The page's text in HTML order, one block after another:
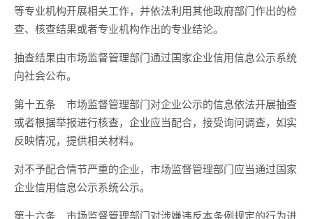
等专业机构开展相关工作，并依法利用其他政府部门作出的检
查、核查结果或者专业机构作出的专业结论。
抽查结果由市场监督管理部门通过国家企业信用信息公示系统
向社会公布。
第十五条 市场监督管理部门对企业公示的信息依法开展抽查
或者根据举报进行核查，企业应当配合，接受询问调查，如实
反映情况，提供相关材料。
对不予配合情节严重的企业，市场监督管理部门应当通过国家
企业信用信息公示系统公示。
第十六条 市场监督管理部门对涉嫌违反本条例规定的行为进